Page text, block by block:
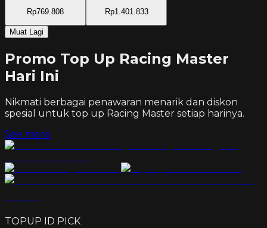
Rp769.808
Rp1.401.833
Muat Lagi
Promo Top Up Racing Master
Hari Ini
Nikmati berbagai penawaran menarik dan diskon
spesial untuk top up Racing Master setiap harinya.
See more
TOPUP ID PICK